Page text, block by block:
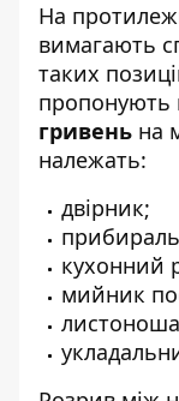
На
вимагають
таких
пропонують
гривень на
належать:
двірник;
кухонний
мийник